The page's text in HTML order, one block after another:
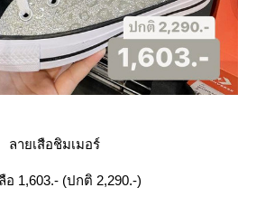
ลายเสือชิมเมอร์
อ 1,603.- (ปกติ 2,290.-)